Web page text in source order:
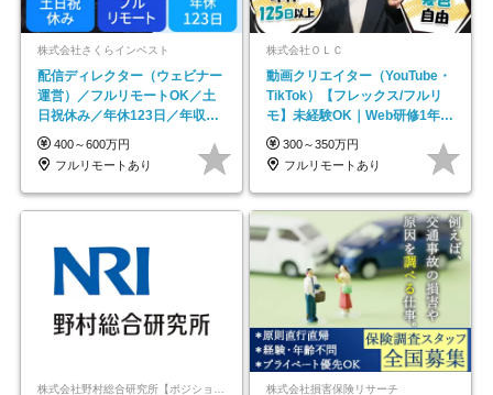
株式会社さくらインベスト
配信ディレクター（ウェビナー
運営）／フルリモートOK／土
日祝休み／年休123日／年収
600万円可
400～600万円
フルリモートあり
株式会社ＯＬＣ
動画クリエイター（YouTube・
TikTok）【フレックス/フルリ
モ】未経験OK｜Web研修1年間
｜副業OK
300～350万円
フルリモートあり
株式会社損害保険リサーチ